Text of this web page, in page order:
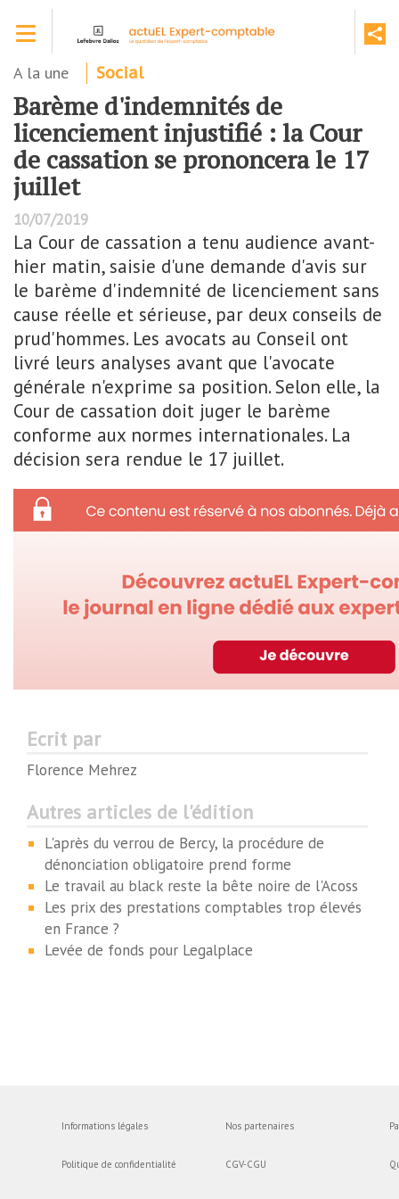
contenu
A la une Social
Barème d'indemnités de
licenciement injustifié : la Cour
de cassation se prononcera le 17
juillet
10/07/2019
La Cour de cassation a tenu audience avant-
hier matin, saisie d'une demande d'avis sur
le barème d'indemnité de licenciement sans
cause réelle et sérieuse, par deux conseils de
prud'hommes. Les avocats au Conseil ont
livré leurs analyses avant que l'avocate
générale n'exprime sa position. Selon elle, la
Cour de cassation doit juger le barème
conforme aux normes internationales. La
décision sera rendue le 17 juillet.
Ecrit par
Florence Mehrez
Autres articles de l'édition
L'après du verrou de Bercy, la procédure de
dénonciation obligatoire prend forme
Le travail au black reste la bête noire de l'Acoss
Les prix des prestations comptables trop élevés
en France ?
Levée de fonds pour Legalplace
Informations légales
Politique de confidentialité
Nos partenaires
CGV-CGU